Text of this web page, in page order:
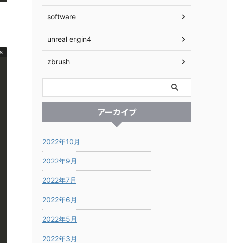
software
unreal engin4
zbrush
アーカイブ
2022年10月
2022年9月
2022年7月
2022年6月
2022年5月
2022年3月